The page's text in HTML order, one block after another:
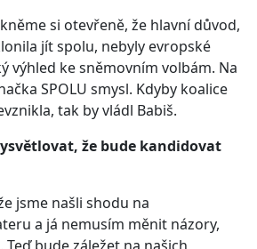
si otevřeně, že hlavní důvod,
jít spolu, nebyly evropské
výhled ke sněmovním volbám. Na
SPOLU smysl. Kdyby koalice
tak by vládl Babiš.
že bude kandidovat
jsme našli shodu na
a já nemusím měnit názory,